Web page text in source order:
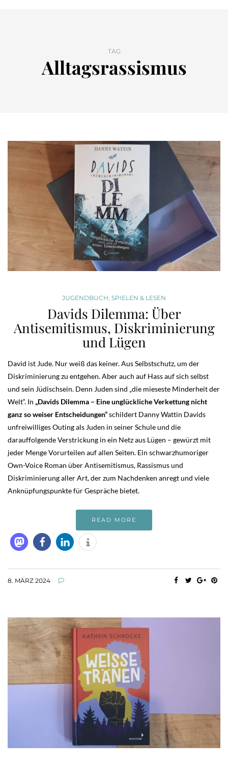
TAG
Alltagsrassismus
JUGENDBUCH, SPIELEN & LESEN
Davids Dilemma: Über
Antisemitismus, Diskriminierung
und Lügen
David ist Jude. Nur weiß das keiner. Aus Selbstschutz, um der
Diskriminierung zu entgehen. Aber auch auf Hass auf sich selbst
und sein Jüdischsein. Denn Juden sind „die mieseste Minderheit der
Welt“. In „Davids Dilemma – Eine unglückliche Verkettung nicht
ganz so weiser Entscheidungen“schildert Danny Wattin Davids
unfreiwilliges Outing als Juden in seiner Schule und die
darauffolgende Verstrickung in ein Netz aus Lügen – gewürzt mit
jeder Menge Vorurteilen auf allen Seiten. Ein schwarzhumoriger
Own-Voice Roman über Antisemitismus, Rassismus und
Diskriminierung aller Art, der zum Nachdenken anregt und viele
Anknüpfungspunkte für Gespräche bietet.
READ MORE
8. MÄRZ 2024